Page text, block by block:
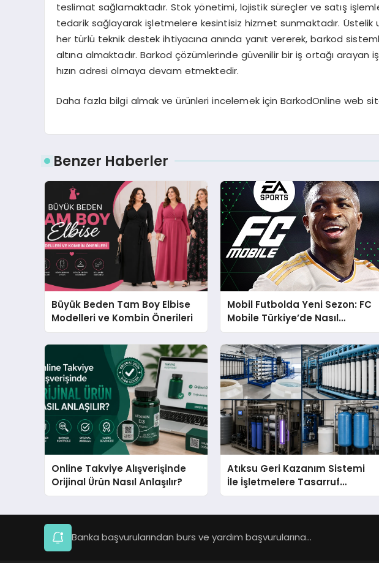
teslimat sağlamaktadır. Stok yönetimi, lojistik süreçler ve satış
tedarik sağlayarak işletmelere kesintisiz hizmet sunmaktadır.
her türlü teknik destek ihtiyacına anında yanıt vererek, barkod
altına almaktadır. Barkod çözümlerinde güvenilir bir iş ortağı arayan
hızın adresi olmaya devam etmektedir.
Daha fazla bilgi almak ve ürünleri incelemek için BarkodOnline web
Benzer Haberler
Büyük Beden Tam Boy Elbise
Modelleri ve Kombin Önerileri
Mobil Futbolda Yeni Sezon: FC
Mobile Türkiye’de Nasıl
Büyüyor?
Online Takviye Alışverişinde
Orijinal Ürün Nasıl Anlaşılır?
Atıksu Geri Kazanım Sistemi
İle İşletmelere Tasarruf
Sağlayın
Banka başvurularından burs ve yardım başvurularına...